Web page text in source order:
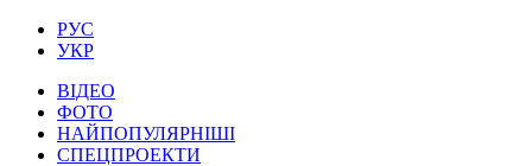
РУС
УКР
ВІДЕО
ФОТО
НАЙПОПУЛЯРНІШІ
СПЕЦПРОЕКТИ